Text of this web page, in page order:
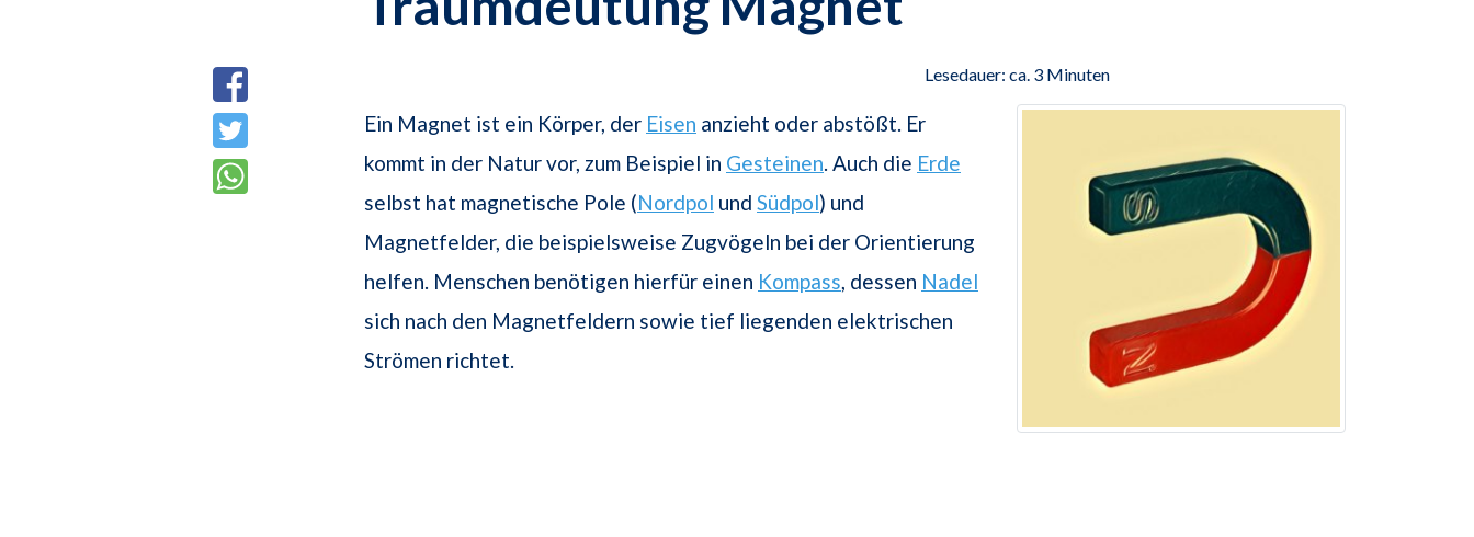
Lesedauer: ca. 3 Minuten
Ein Magnet ist ein Körper, der Eisen anzieht oder abstößt. Er
kommt in der Natur vor, zum Beispiel in Gesteinen. Auch die Erde
selbst hat magnetische Pole (Nordpol und Südpol) und
Magnetfelder, die beispielsweise Zugvögeln bei der Orientierung
helfen. Menschen benötigen hierfür einen Kompass, dessen Nadel
sich nach den Magnetfeldern sowie tief liegenden elektrischen
Strömen richtet.